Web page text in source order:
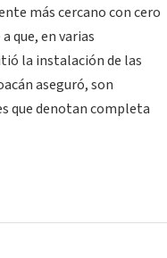
más cercano con cero
que, en varias
la instalación de las
aseguró, son
que denotan completa